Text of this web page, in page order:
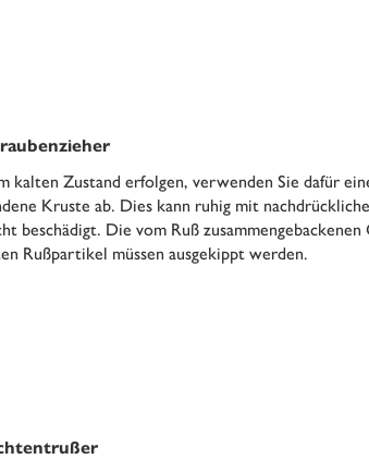
kalten Zustand erfolgen, verwenden Sie dafür
Kruste ab. Dies kann ruhig mit
beschädigt. Die vom Ruß
Rußpartikel müssen ausgekippt werden.